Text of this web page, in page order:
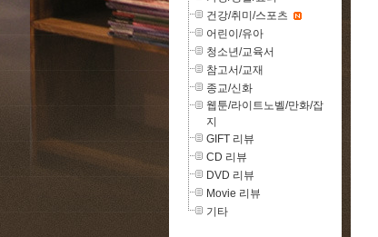
건강/취미/스포츠
어린이/유아
청소년/교육서
참고서/교재
종교/신화
웹툰/라이트노벨/만화/잡
지
GIFT 리뷰
CD 리뷰
DVD 리뷰
Movie 리뷰
기타